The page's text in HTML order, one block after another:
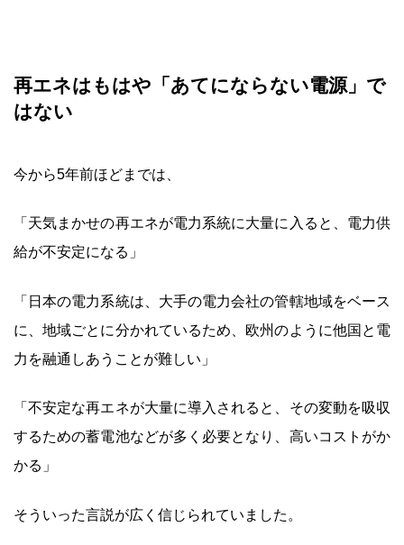
再エネはもはや「あてにならない電源」で
はない
今から5年前ほどまでは、
「天気まかせの再エネが電力系統に大量に入ると、電力供
給が不安定になる」
「日本の電力系統は、大手の電力会社の管轄地域をベース
に、地域ごとに分かれているため、欧州のように他国と電
力を融通しあうことが難しい」
「不安定な再エネが大量に導入されると、その変動を吸収
するための蓄電池などが多く必要となり、高いコストがか
かる」
そういった言説が広く信じられていました。